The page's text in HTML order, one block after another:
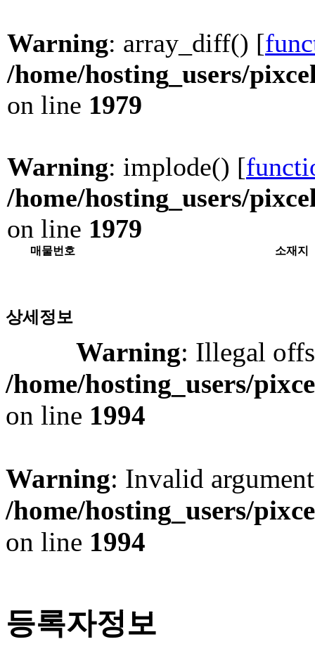
Warning: array_diff() [
/home/hosting_users/
on line 1979
Warning: implode() [
/home/hosting_users/
on line 1979
매물번호 소재지
상세정보
Warning: Illegal
/home/hosting_users/
on line 1994
Warning: Invalid
/home/hosting_users/
on line 1994
등록자정보